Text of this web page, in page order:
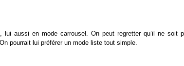
aussi en mode carrousel. On peut regretter qu’il ne soit
pourrait lui préférer un mode liste tout simple.